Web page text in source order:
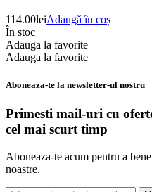
114.00leiAdaugă în coș
În stoc
Adauga la favorite
Adauga la favorite
Aboneaza-te la newsletter-ul nostru
Primesti mail-uri cu
cel mai scurt timp
Aboneaza-te acum pentru a
noastre.